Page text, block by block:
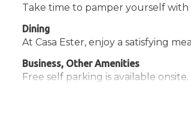
Take time to pamper yourself
Dining
At Casa Ester, enjoy a satisfying
Business, Other Amenities
Free self parking is available onsite.